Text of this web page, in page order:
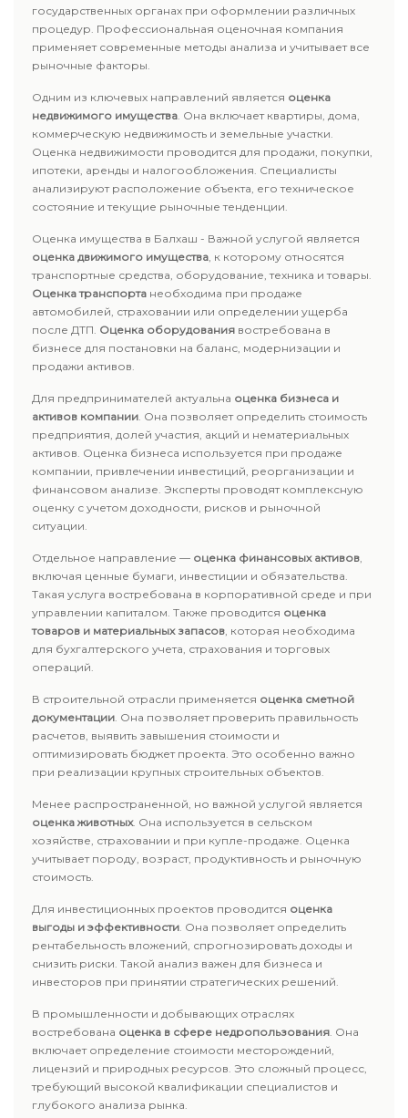
государственных органах при оформлении различных
процедур. Профессиональная оценочная компания
применяет современные методы анализа и учитывает все
рыночные факторы.
Одним из ключевых направлений является оценка
недвижимого имущества. Она включает квартиры, дома,
коммерческую недвижимость и земельные участки.
Оценка недвижимости проводится для продажи, покупки,
ипотеки, аренды и налогообложения. Специалисты
анализируют расположение объекта, его техническое
состояние и текущие рыночные тенденции.
Оценка имущества в Балхаш - Важной услугой является
оценка движимого имущества, к которому относятся
транспортные средства, оборудование, техника и товары.
Оценка транспорта необходима при продаже
автомобилей, страховании или определении ущерба
после ДТП. Оценка оборудования востребована в
бизнесе для постановки на баланс, модернизации и
продажи активов.
Для предпринимателей актуальна оценка бизнеса и
активов компании. Она позволяет определить стоимость
предприятия, долей участия, акций и нематериальных
активов. Оценка бизнеса используется при продаже
компании, привлечении инвестиций, реорганизации и
финансовом анализе. Эксперты проводят комплексную
оценку с учетом доходности, рисков и рыночной
ситуации.
Отдельное направление — оценка финансовых активов,
включая ценные бумаги, инвестиции и обязательства.
Такая услуга востребована в корпоративной среде и при
управлении капиталом. Также проводится оценка
товаров и материальных запасов, которая необходима
для бухгалтерского учета, страхования и торговых
операций.
В строительной отрасли применяется оценка сметной
документации. Она позволяет проверить правильность
расчетов, выявить завышения стоимости и
оптимизировать бюджет проекта. Это особенно важно
при реализации крупных строительных объектов.
Менее распространенной, но важной услугой является
оценка животных. Она используется в сельском
хозяйстве, страховании и при купле-продаже. Оценка
учитывает породу, возраст, продуктивность и рыночную
стоимость.
Для инвестиционных проектов проводится оценка
выгоды и эффективности. Она позволяет определить
рентабельность вложений, спрогнозировать доходы и
снизить риски. Такой анализ важен для бизнеса и
инвесторов при принятии стратегических решений.
В промышленности и добывающих отраслях
востребована оценка в сфере недропользования. Она
включает определение стоимости месторождений,
лицензий и природных ресурсов. Это сложный процесс,
требующий высокой квалификации специалистов и
глубокого анализа рынка.